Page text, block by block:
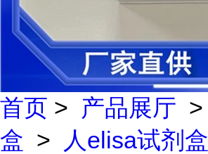
首页 > 产品展厅 >
盒 > 人elisa试剂盒